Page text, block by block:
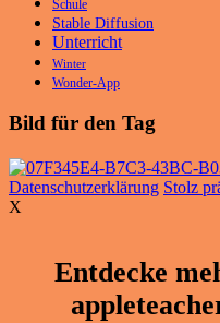
Schule
Stable Diffusion
Unterricht
Winter
Wonder-App
Bild für den Tag
Datenschutzerklärung Stolz
X
Entdecke